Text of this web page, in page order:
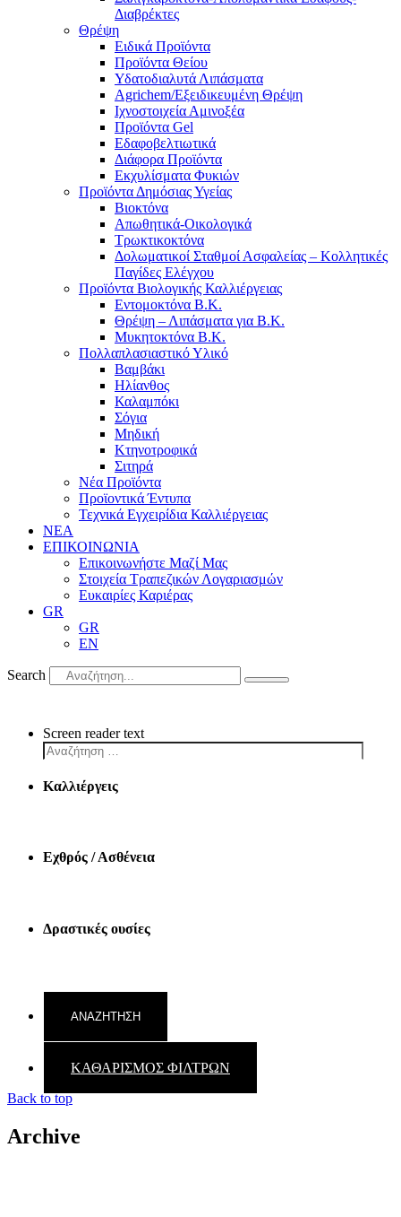
Διαβρέκτες
Θρέψη
Ειδικά Προϊόντα
Προϊόντα Θείου
Υδατοδιαλυτά Λιπάσματα
Agrichem/Εξειδικευμένη Θρέψη
Ιχνοστοιχεία Αμινοξέα
Προϊόντα Gel
Εδαφοβελτιωτικά
Διάφορα Προϊόντα
Εκχυλίσματα Φυκιών
Προϊόντα Δημόσιας Υγείας
Βιοκτόνα
Απωθητικά-Οικολογικά
Τρωκτικοκτόνα
Δολωματικοί Σταθμοί Ασφαλείας – Κολλητικές
Παγίδες Ελέγχου
Προϊόντα Βιολογικής Καλλιέργειας
Εντομοκτόνα Β.Κ.
Θρέψη – Λιπάσματα για Β.Κ.
Μυκητοκτόνα Β.Κ.
Πολλαπλασιαστικό Υλικό
Βαμβάκι
Ηλίανθος
Καλαμπόκι
Σόγια
Μηδική
Κτηνοτροφικά
Σιτηρά
Νέα Προϊόντα
Προϊοντικά Έντυπα
Τεχνικά Εγχειρίδια Καλλιέργειας
ΝΕΑ
ΕΠΙΚΟΙΝΩΝΙΑ
Επικοινωνήστε Μαζί Μας
Στοιχεία Τραπεζικών Λογαριασμών
Ευκαιρίες Καριέρας
GR
GR
EN
Search
Screen reader text
Καλλιέργεις
Εχθρός / Ασθένεια
Δραστικές ουσίες
ΚΑΘΑΡΙΣΜΟΣ ΦΙΛΤΡΩΝ
Back to top
Archive